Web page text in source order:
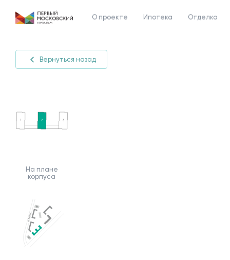
О проекте Ипотека Отделка
На плане
корпуса
Вернуться назад